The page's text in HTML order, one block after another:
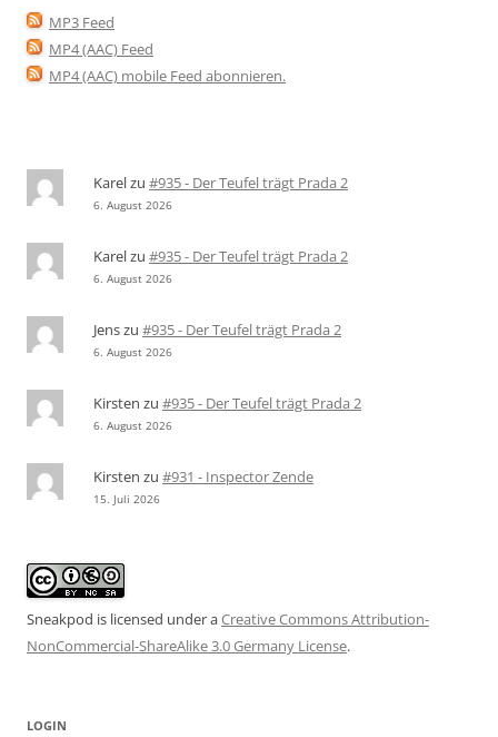
MP3 Feed
MP4 (AAC) Feed
MP4 (AAC) mobile Feed abonnieren.
Karelzu #935 - Der Teufel trägt Prada 2
6. August 2026
Karelzu #935 - Der Teufel trägt Prada 2
6. August 2026
Jenszu #935 - Der Teufel trägt Prada 2
6. August 2026
Kirsten zu #935 - Der Teufel trägt Prada 2
6. August 2026
Kirsten zu #931 - Inspector Zende
15. Juli 2026
Sneakpod is licensed under aCreative Commons Attribution-
NonCommercial-ShareAlike 3.0 Germany License.
LOGIN